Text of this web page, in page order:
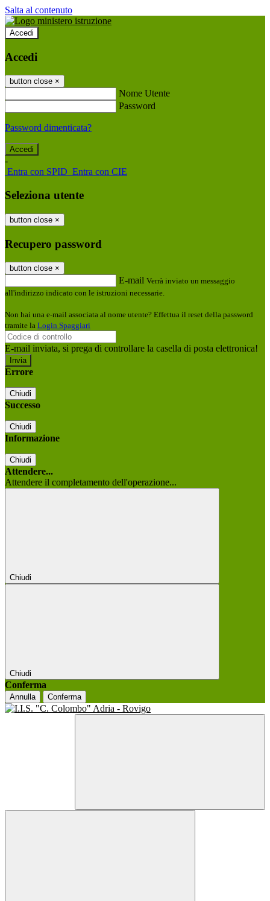
Salta al contenuto
Accedi
Accedi
button close ×
Nome Utente
Password
Password dimenticata?
-
Entra con SPID Entra con CIE
Seleziona utente
button close ×
Recupero password
button close ×
E-mail Verrà inviato un messaggio
all'indirizzo indicato con le istruzioni necessarie.
Non hai una e-mail associata al nome utente? Effettua il reset della password
tramite la Login Spaggiari
E-mail inviata, si prega di controllare la casella di posta elettronica!
Errore
Chiudi
Successo
Chiudi
Informazione
Chiudi
Attendere...
Attendere il completamento dell'operazione...
Chiudi
Chiudi
Conferma
Annulla Conferma